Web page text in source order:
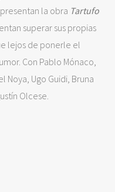
la obra Tartufo
superar sus propias
lejos de ponerle el
Con Pablo Mónaco,
Noya, Ugo Guidi, Bruna
Olcese.